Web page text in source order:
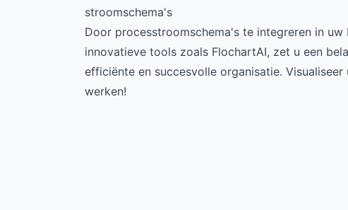
stroomschema's
Door processtroomschema's te integreren in
innovatieve tools zoals FlochartAI, zet u een
efficiënte en succesvolle organisatie.
werken!